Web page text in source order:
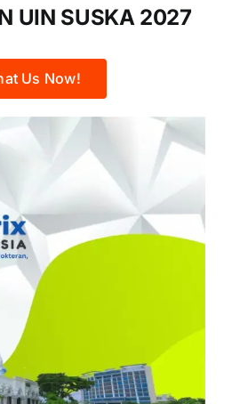
UIN SUSKA 2027
Us Now!